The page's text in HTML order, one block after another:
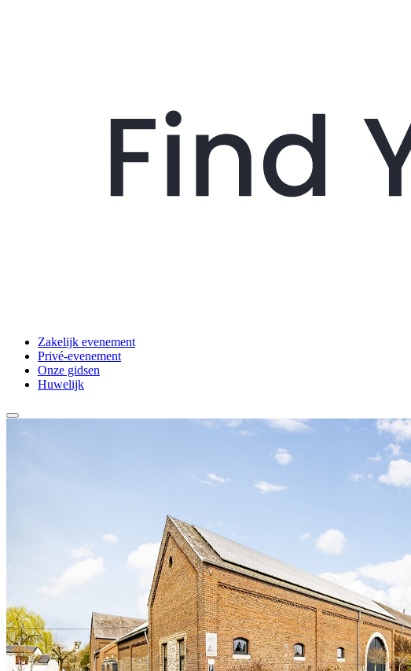
Zakelijk evenement
Privé-evenement
Onze gidsen
Huwelijk